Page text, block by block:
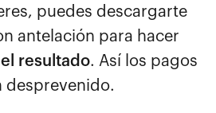
puedes descargarte
antelación para hacer
resultado. Así los pagos
desprevenido.